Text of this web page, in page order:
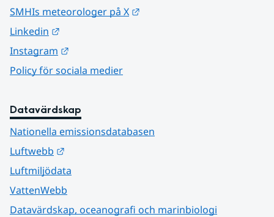
SMHIs meteorologer på X
Linkedin
Instagram
Policy för sociala medier
Datavärdskap
Nationella emissionsdatabasen
Luftwebb
Luftmiljödata
VattenWebb
Datavärdskap, oceanografi och marinbiologi